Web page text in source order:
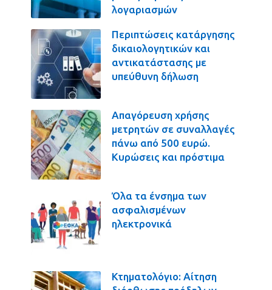
λογαριασμών
Περιπτώσεις κατάργησης
δικαιολογητικών και
αντικατάστασης με
υπεύθυνη δήλωση
Απαγόρευση χρήσης
μετρητών σε συναλλαγές
πάνω από 500 ευρώ.
Κυρώσεις και πρόστιμα
Όλα τα ένσημα των
ασφαλισμένων
ηλεκτρονικά
Κτηματολόγιο: Αίτηση